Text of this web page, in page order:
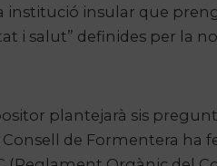
institució insular que
i salut” definides per la
plantejarà sis
Consell de Formentera ha